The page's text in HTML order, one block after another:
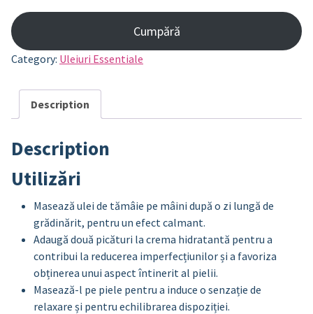
Cumpără
Category: Uleiuri Essentiale
Description
Description
Utilizări
Masează ulei de tămâie pe mâini după o zi lungă de
grădinărit, pentru un efect calmant.
Adaugă două picături la crema hidratantă pentru a
contribui la reducerea imperfecțiunilor și a favoriza
obținerea unui aspect întinerit al pielii.
Masează-l pe piele pentru a induce o senzație de
relaxare și pentru echilibrarea dispoziției.